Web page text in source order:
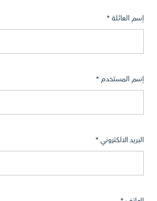
إسم العائلة *
إسم المستخدم *
البريد الالكتروني *